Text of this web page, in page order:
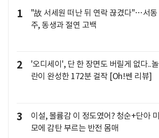
1
"故 서세원 떠난 뒤 연락 끊겼다"…서동
주, 동생과 절연 고백
2
'오디세이', 단 한 장면도 버릴게 없다..놀
란이 완성한 172분 걸작 [Oh!쎈 리뷰]
3
이설, 볼륨감 이 정도였어? 청순+단아 미
모에 감탄 부르는 반전 몸매